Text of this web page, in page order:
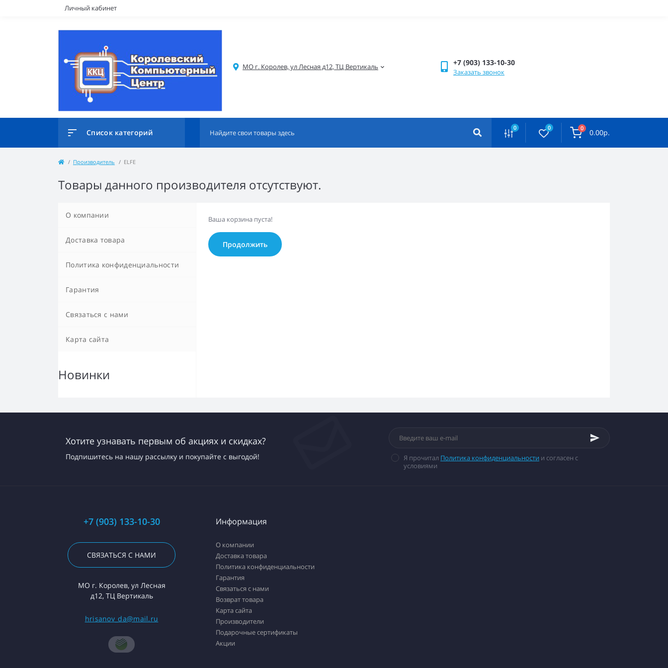
Личный кабинет
МО г. Королев, ул Лесная д12, ТЦ Вертикаль +7 (903) 133-10-30
Заказать звонок
Список категорий 0 0 0 0.00р.
Производитель ELFE
Товары данного производителя отсутствуют.
О компании
Доставка товара
Политика конфиденциальности
Гарантия
Связаться с нами
Карта сайта
Новинки
Ваша корзина пуста!
Продолжить
Хотите узнавать первым об акциях и скидках?
Подпишитесь на нашу рассылку и покупайте с выгодой! Я прочитал Политика конфиденциальности и согласен с
условиями
+7 (903) 133-10-30
СВЯЗАТЬСЯ С НАМИ
МО г. Королев, ул Лесная
д12, ТЦ Вертикаль
hrisanov_da@mail.ru
Информация
О компании
Доставка товара
Политика конфиденциальности
Гарантия
Связаться с нами
Возврат товара
Карта сайта
Производители
Подарочные сертификаты
Акции